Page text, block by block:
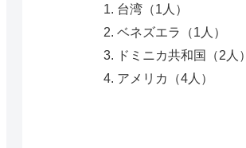
台湾（1人）
ベネズエラ（1人）
ドミニカ共和国（2人）
アメリカ（4人）